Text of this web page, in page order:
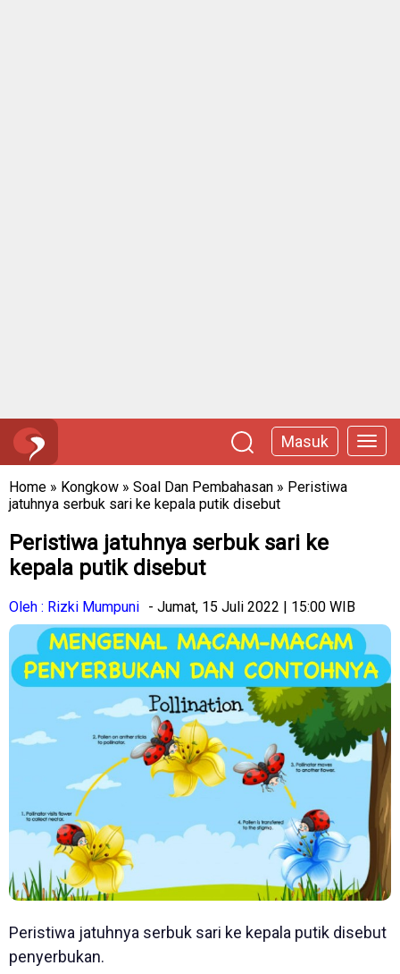
Masuk
Home » Kongkow » Soal Dan Pembahasan » Peristiwa
jatuhnya serbuk sari ke kepala putik disebut
Peristiwa jatuhnya serbuk sari ke
kepala putik disebut
Oleh : Rizki Mumpuni - Jumat, 15 Juli 2022 | 15:00 WIB
Peristiwa jatuhnya serbuk sari ke kepala putik disebut
penyerbukan.